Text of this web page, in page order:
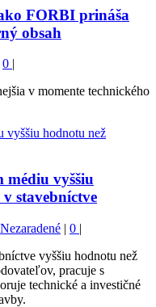
FORBI prináša
obsah
0 |
v momente technického
médiu vyššiu
stavebníctve
Nezaradené | 0 |
vyššiu hodnotu než
pracuje s
technické a investičné